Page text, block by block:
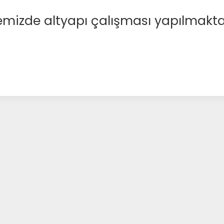
altyapı çalışması